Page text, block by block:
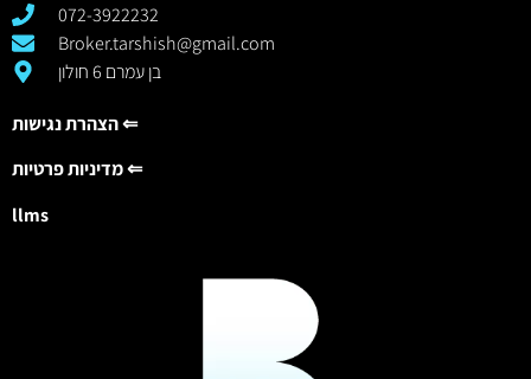
072-3922232
Broker.tarshish@gmail.com
בן עמרם 6 חולון
הצהרת נגישות ⇐
מדיניות פרטיות ⇐
llms